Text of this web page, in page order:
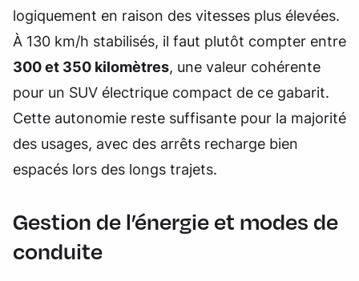
logiquement en raison des vitesses plus élevées.
À 130 km/h stabilisés, il faut plutôt compter entre
300 et 350 kilomètres, une valeur cohérente
pour un SUV électrique compact de ce gabarit.
Cette autonomie reste suffisante pour la majorité
des usages, avec des arrêts recharge bien
espacés lors des longs trajets.
Gestion de l’énergie et modes de
conduite